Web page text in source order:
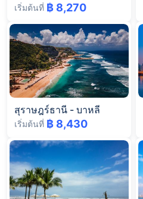
เริ่มต้นที่ ฿ 8,270
สุราษฎร์ธานี - บาหลี
เริ่มต้นที่ ฿ 8,430